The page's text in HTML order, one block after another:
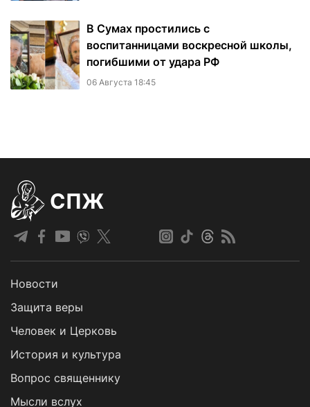
В Сумах простились с
воспитанницами воскресной школы,
погибшими от удара РФ
06 Августа 18:45
СПЖ
Новости
Защита веры
Человек и Церковь
История и культура
Вопрос священнику
Мысли вслух